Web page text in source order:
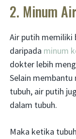
2. Minum
Air putih memiliki
daripada minum
dokter lebih
Selain membantu
tubuh, air putih
dalam tubuh.
Maka ketika